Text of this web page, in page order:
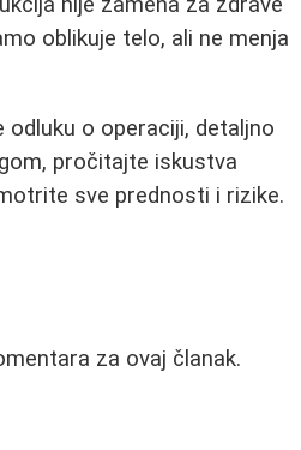
oblikuje telo, ali ne menja
o operaciji, detaljno
pročitajte iskustva
sve prednosti i rizike.
za ovaj članak.